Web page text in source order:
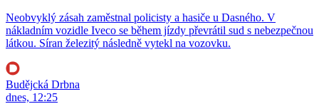
Neobvyklý zásah zaměstnal policisty a hasiče u Dasného. V
nákladním vozidle Iveco se během jízdy převrátil sud s nebezpečnou
látkou. Síran železitý následně vytekl na vozovku.
Budějcká Drbna
dnes, 12:25